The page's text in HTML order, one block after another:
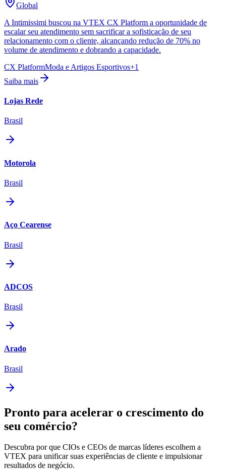
Global
A Intimissimi buscou na VTEX CX Platform a oportunidade de
escalar seu atendimento sem sacrificar a sofisticação de seu
relacionamento com o cliente, alcançando redução de 70% no
volume de atendimento e dobrando a capacidade.
CX PlatformModa e Artigos Esportivos+1
Saiba mais
Lojas Rede
Brasil
Motorola
Brasil
Aço Cearense
Brasil
ADCOS
Brasil
Arado
Brasil
Pronto para acelerar o crescimento do
seu comércio?
Descubra por que CIOs e CEOs de marcas líderes escolhem a
VTEX para unificar suas experiências de cliente e impulsionar
resultados de negócio.